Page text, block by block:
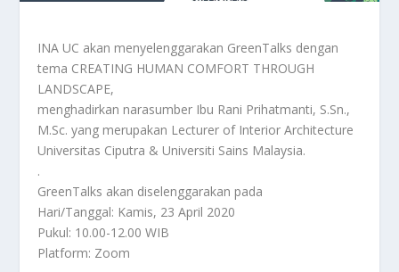
INA UC akan menyelenggarakan GreenTalks dengan
tema CREATING HUMAN COMFORT THROUGH
LANDSCAPE,
menghadirkan narasumber Ibu Rani Prihatmanti, S.Sn.,
M.Sc. yang merupakan Lecturer of Interior Architecture
Universitas Ciputra & Universiti Sains Malaysia.
.
GreenTalks akan diselenggarakan pada
Hari/Tanggal: Kamis, 23 April 2020
Pukul: 10.00-12.00 WIB
Platform: Zoom